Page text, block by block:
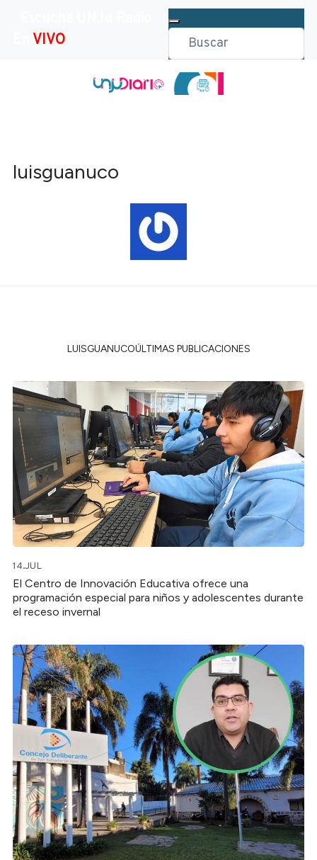
VIVO
luisguanuco
LUISGUANUCOÚLTIMAS PUBLICACIONES
14.JUL
El Centro de Innovación Educativa ofrece una
programación especial para niños y adolescentes durante
el receso invernal